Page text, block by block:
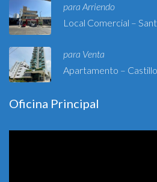
para Arriendo
Local Comercial –
para Venta
Apartamento –
Oficina Principal